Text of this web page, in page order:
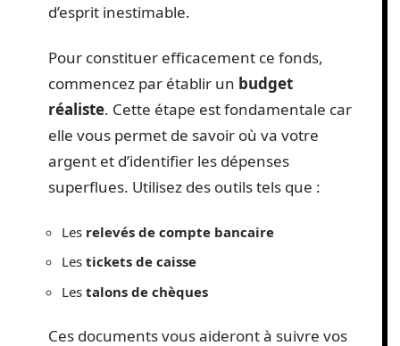
d’esprit inestimable.
Pour constituer efficacement ce fonds,
commencez par établir un budget
réaliste. Cette étape est fondamentale car
elle vous permet de savoir où va votre
argent et d’identifier les dépenses
superflues. Utilisez des outils tels que :
Les relevés de compte bancaire
Les tickets de caisse
Les talons de chèques
Ces documents vous aideront à suivre vos